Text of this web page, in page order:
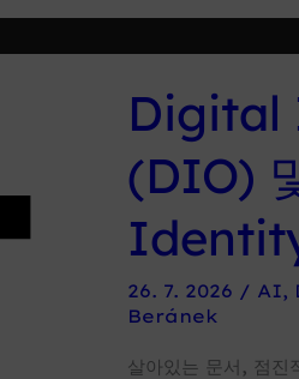
Digital
Identity
Optimization
(DIO)
Ontology
of
Digital
Identity
(ODI)
Digital
(DIO)
26. 7. 2026 / AI,
Beránek
살아있는 문서, 점